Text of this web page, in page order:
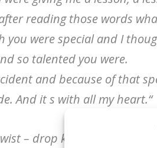
reading those words
you were special and I
so talented you were.
and because of that
And it s with all my heart.“
– drop knee. Only way